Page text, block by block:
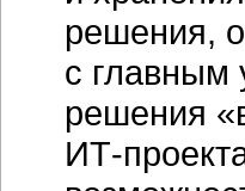
решения,
с главным
решения
ИТ-